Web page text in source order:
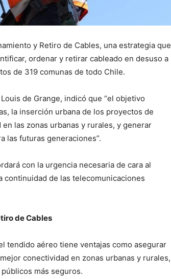
y Retiro de Cables, una estrategia que
ordenar y retirar cableado en desuso a
de 319 comunas de todo Chile.
de Grange, indicó que “el objetivo
la inserción urbana de los proyectos de
las zonas urbanas y rurales, y generar
las futuras generaciones”.
con la urgencia necesaria de cara al
continuidad de las telecomunicaciones
de Cables
tendido aéreo tiene ventajas como asegurar
conectividad en zonas urbanas y rurales,
más seguros.